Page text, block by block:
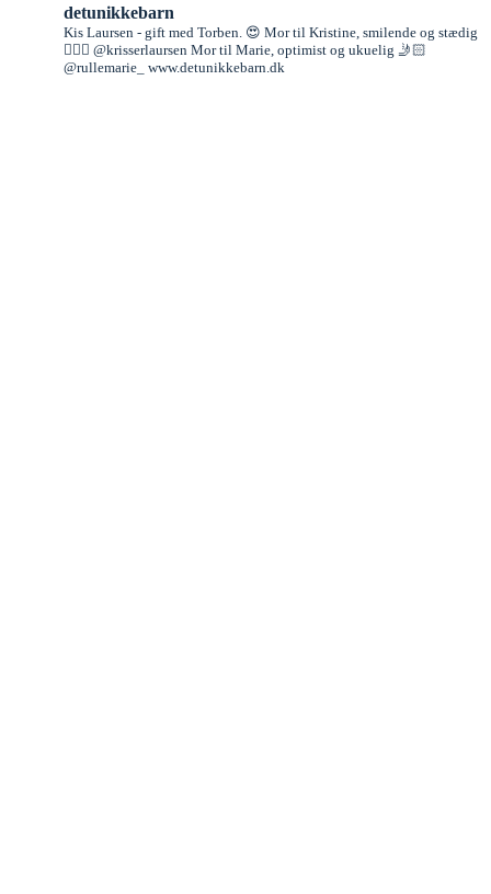
detunikkebarn
Kis Laursen - gift med Torben. 😍 Mor til Kristine, smilende og stædig
🏃🏼‍♀️ @krisserlaursen Mor til Marie, optimist og ukuelig 🤳🏻
@rullemarie_ www.detunikkebarn.dk